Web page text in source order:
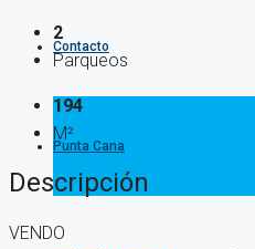
Contacto
Punta Cana
2
Parqueos
194
M²
Descripción
VENDO